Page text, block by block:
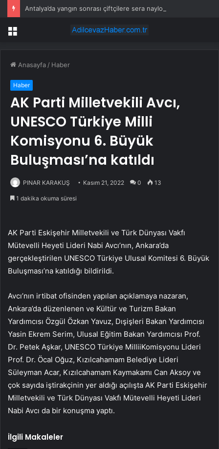
Antalya’da yangın sonrası çiftçilere sera naylonu desteği
Menü
Anasayfa / Haber
Haber
AK Parti Milletvekili Avcı,
UNESCO Türkiye Milli
Komisyonu 6. Büyük
Buluşması’na katıldı
PINAR KARAKUŞ Kasım 21, 2022 0 13
1 dakika okuma süresi
AK Parti Eskişehir Milletvekili ve Türk Dünyası Vakfı
Mütevelli Heyeti Lideri Nabi Avcı’nın, Ankara’da
gerçekleştirilen UNESCO Türkiye Ulusal Komitesi 6. Büyük
Buluşması’na katıldığı bildirildi.
Avcı’nın irtibat ofisinden yapılan açıklamaya nazaran,
Ankara’da düzenlenen ve Kültür ve Turizm Bakan
Yardımcısı Özgül Özkan Yavuz, Dışişleri Bakan Yardımcısı
Yasin Ekrem Serim, Ulusal Eğitim Bakan Yardımcısı Prof.
Dr. Petek Aşkar, UNESCO Türkiye MilliiKomisyonu Lideri
Prof. Dr. Öcal Oğuz, Kızılcahamam Belediye Lideri
Süleyman Acar, Kızılcahamam Kaymakamı Can Aksoy ve
çok sayıda iştirakçinin yer aldığı açılışta AK Parti Eskişehir
Milletvekili ve Türk Dünyası Vakfı Mütevelli Heyeti Lideri
Nabi Avcı da bir konuşma yaptı.
İlgili Makaleler